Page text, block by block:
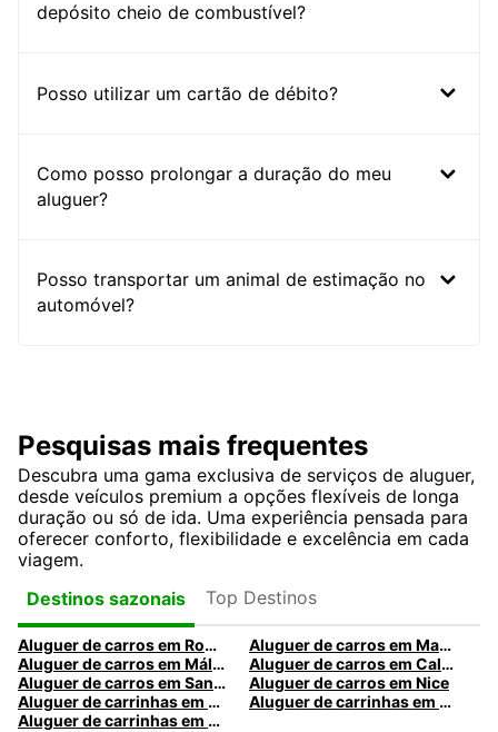
depósito cheio de combustível?
Posso utilizar um cartão de débito?
Como posso prolongar a duração do meu
aluguer?
Posso transportar um animal de estimação no
automóvel?
Pesquisas mais frequentes
Descubra uma gama exclusiva de serviços de aluguer,
desde veículos premium a opções flexíveis de longa
duração ou só de ida. Uma experiência pensada para
oferecer conforto, flexibilidade e excelência em cada
viagem.
Destinos sazonais
Top Destinos
Aluguer de carros em Roma
Aluguer de carros em Madrid
Aluguer de carros em Málaga
Aluguer de carros em Caldas da Rainha
Aluguer de carros em Santa Maria da Feira
Aluguer de carros em Nice
Aluguer de carrinhas em Nice
Aluguer de carrinhas em Santa Maria da Feira
Aluguer de carrinhas em Caldas da Rainha